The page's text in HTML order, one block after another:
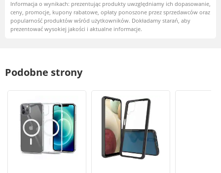
Informacja o wynikach: prezentując produkty uwzględniamy ich dopasowanie,
ceny, promocje, kupony rabatowe, opłaty ponoszone przez sprzedawców oraz
popularność produktów wśród użytkowników. Dokładamy starań, aby
prezentować wysokiej jakości i aktualne informacje.
Podobne strony